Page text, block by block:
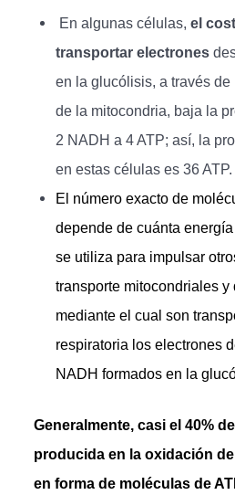
En algunas células, el
transportar electrones
en la glucólisis, a través de
de la mitocondria, baja la
2 NADH a 4 ATP; así, la
en estas células es 36 ATP.
El número exacto de
depende de cuánta
se utiliza para impulsar
transporte mitocondriales y
mediante el cual son
respiratoria los electrones
NADH formados en la
Generalmente, casi el 40%
producida en la oxidación
en forma de moléculas de